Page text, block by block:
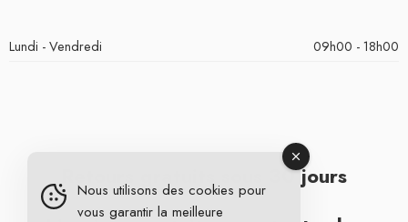
Lundi - Vendredi 09h00 - 18h00
Retours gratuits sous 30 jours
Nous utilisons des cookies pour
vous garantir la meilleure